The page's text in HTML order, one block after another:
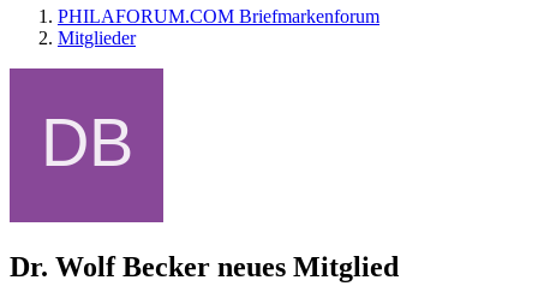
PHILAFORUM.COM Briefmarkenforum
Mitglieder
Dr. Wolf Becker neues Mitglied